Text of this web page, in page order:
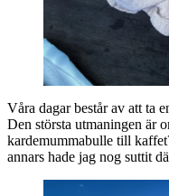
Våra dagar består av att ta
Den största utmaningen är
kardemummabulle till
annars hade jag nog suttit